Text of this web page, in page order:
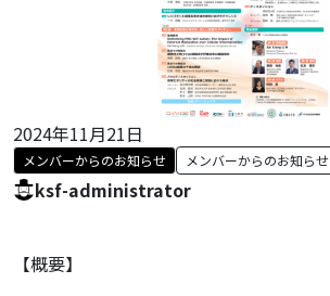
2024年11月21日
メンバーからのお知らせ メンバーからのお知らせ
ksf-administrator
【概要】